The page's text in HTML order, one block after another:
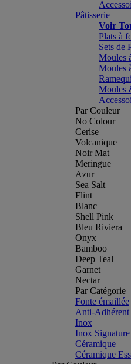
Pâtisserie
Voir
Plats à
Sets de
Moules
Moules
Moules
Par Couleur
No Colour
Cerise
Volcanique
Noir Mat
Meringue
Azur
Sea Salt
Flint
Blanc
Shell Pink
Bleu Riviera
Onyx
Bamboo
Deep Teal
Garnet
Nectar
Par Catégorie
Fonte émaillée
Anti-Adhérent
Inox
Inox Signature
Céramique
Céramique